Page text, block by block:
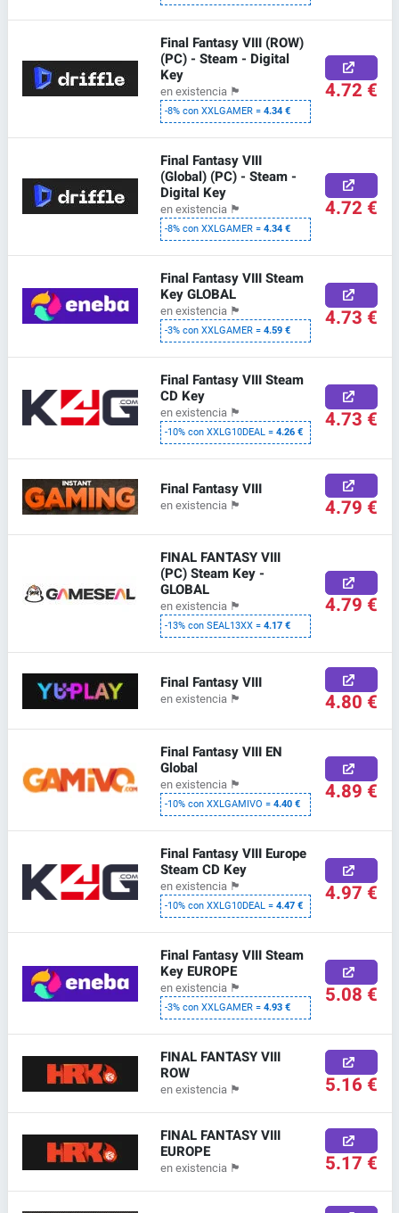
Final Fantasy VIII (ROW)
(PC) - Steam - Digital
Key
en existencia 🏴
-8% con XXLGAMER =4.34 €
4.72 €
Final Fantasy VIII
(Global) (PC) - Steam -
Digital Key
en existencia 🏴
-8% con XXLGAMER =4.34 €
4.72 €
Final Fantasy VIII Steam
Key GLOBAL
en existencia 🏴
-3% con XXLGAMER =4.59 € 4.73 €
Final Fantasy VIII Steam
CD Key
en existencia 🏴
-10% con XXLG10DEAL =4.26 € 4.73 €
Final Fantasy VIII
en existencia 🏴 4.79 €
FINAL FANTASY VIII
(PC) Steam Key -
GLOBAL
en existencia 🏴
-13% con SEAL13XX =4.17 €
4.79 €
Final Fantasy VIII
en existencia 🏴 4.80 €
Final Fantasy VIII EN
Global
en existencia 🏴
-10% con XXLGAMIVO =4.40 € 4.89 €
Final Fantasy VIII Europe
Steam CD Key
en existencia 🏴
-10% con XXLG10DEAL =4.47 € 4.97 €
Final Fantasy VIII Steam
Key EUROPE
en existencia 🏴
-3% con XXLGAMER =4.93 € 5.08 €
FINAL FANTASY VIII
ROW
en existencia 🏴 5.16 €
FINAL FANTASY VIII
EUROPE
en existencia 🏴 5.17 €